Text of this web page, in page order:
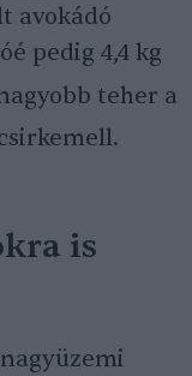
avokádó
pedig 4,4 kg
teher a
is